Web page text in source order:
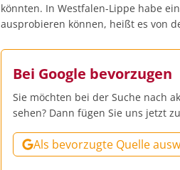
könnten. In Westfalen-Lippe habe
ausprobieren können, heißt es von
Bei Google bevorzugen
Sie möchten bei der Suche nach
sehen? Dann fügen Sie uns jetzt
Als bevorzugte Quelle